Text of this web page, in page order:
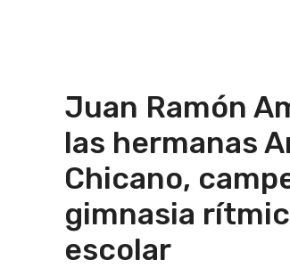
Juan Ramón
las hermanas
Chicano,
gimnasia
escolar